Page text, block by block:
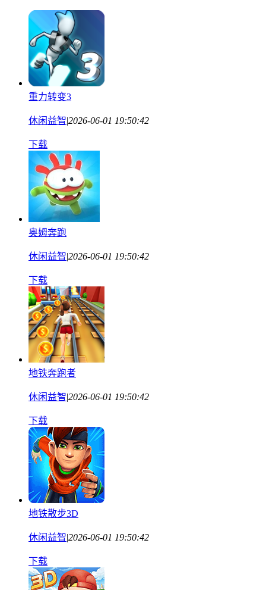
重力转变3
休闲益智|2026-06-01 19:50:42
下载
奥姆奔跑
休闲益智|2026-06-01 19:50:42
下载
地铁奔跑者
休闲益智|2026-06-01 19:50:42
下载
地铁散步3D
休闲益智|2026-06-01 19:50:42
下载